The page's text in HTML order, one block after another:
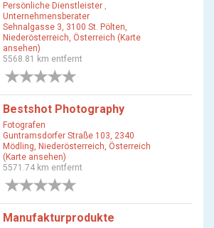
Persönliche Dienstleister ,
Unternehmensberater
Sehnalgasse 3, 3100 St. Pölten,
Niederösterreich, Österreich (Karte
ansehen)
5568.81 km entfernt
Bestshot Photography
Fotografen
Guntramsdorfer Straße 103, 2340
Mödling, Niederösterreich, Österreich
(Karte ansehen)
5571.74 km entfernt
Manufakturprodukte